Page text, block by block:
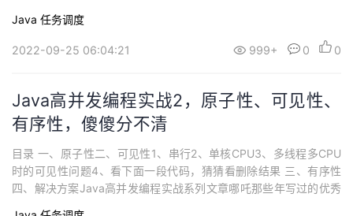
Java 任务调度
2022-09-25 06:04:21 999+ 0 0
Java高并发编程实战2，原子性、可见性、
有序性，傻傻分不清
目录 一、原子性二、可见性1、串行2、单核CPU3、多线程多CPU
时的可见性问题4、看下面一段代码，猜猜看删除结果 三、有序性
四、解决方案Java高并发编程实战系列文章哪吒那些年写过的优秀